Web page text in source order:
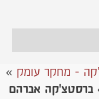
- מחקר עומק »
ברסטצ'קה אברהם